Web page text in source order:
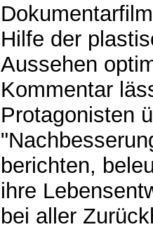
Hilfe der
Aussehen
Kommentar
Protagonisten
berichten,
ihre
bei aller